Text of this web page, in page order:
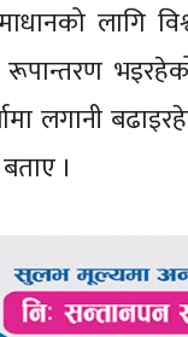
लागि
रूपान्तरण
लगानी
।